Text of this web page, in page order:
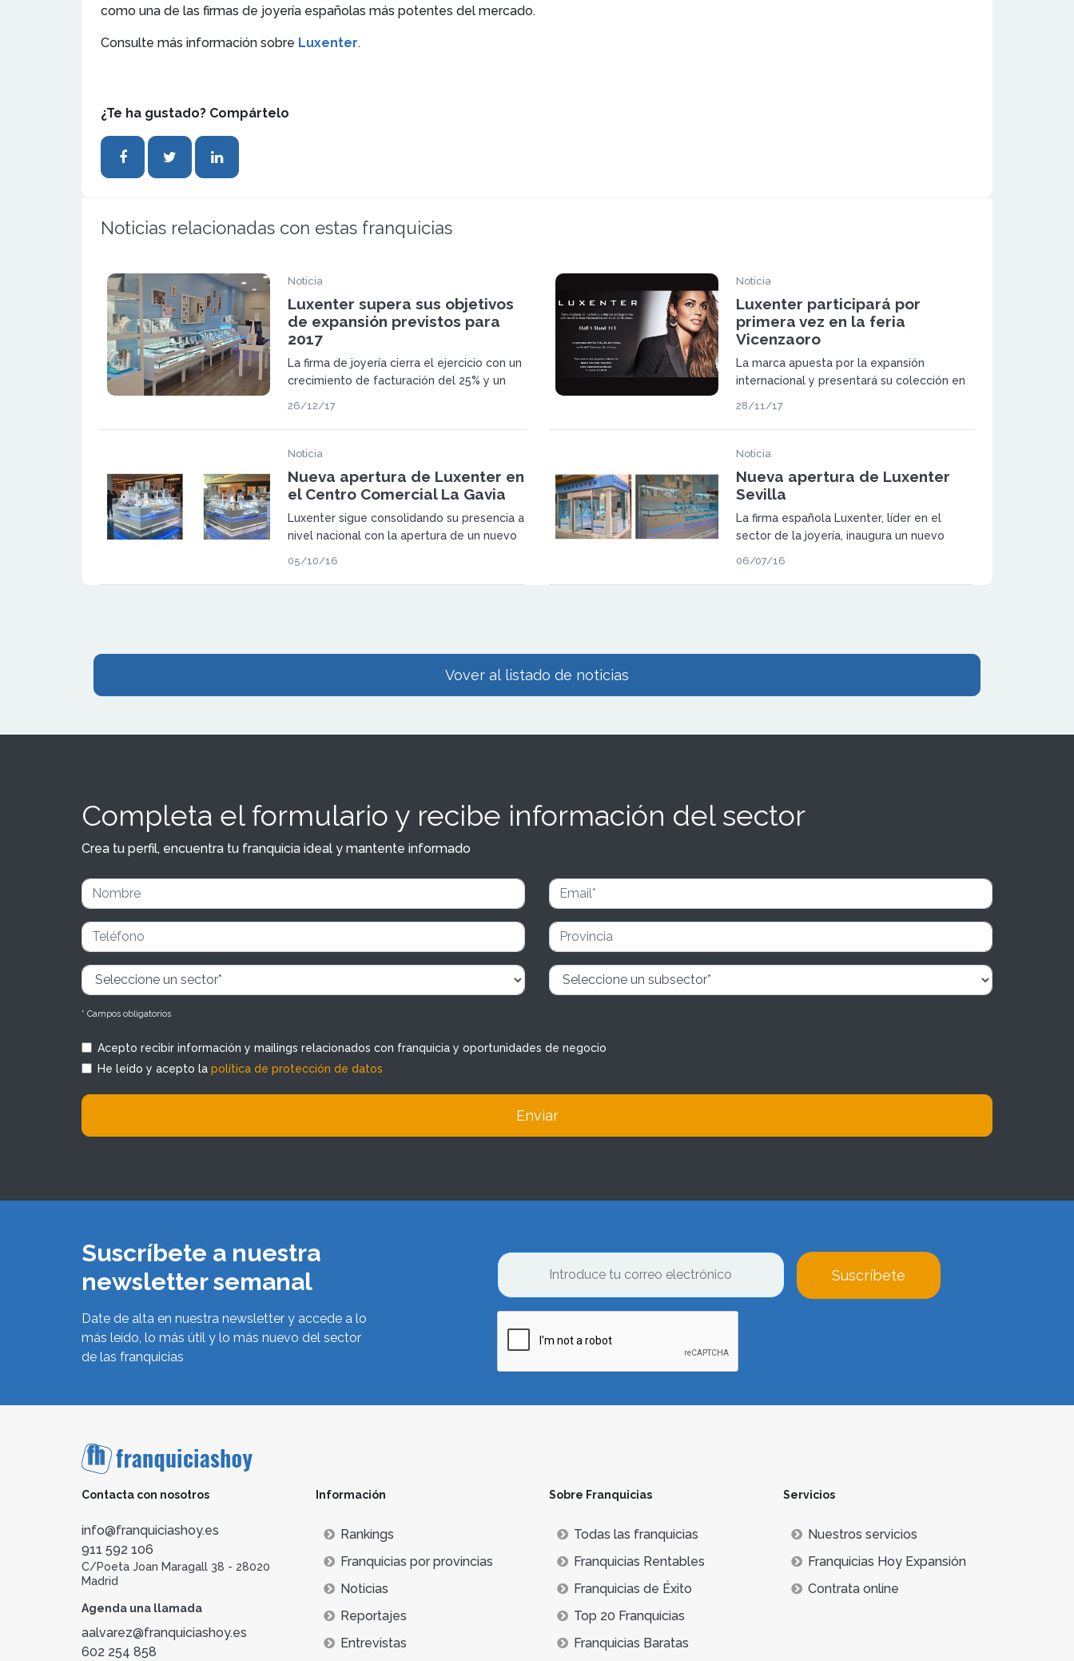
como una de las firmas de joyería españolas más potentes del mercado.
Consulte más información sobre Luxenter.
¿Te ha gustado? Compártelo
Noticias relacionadas con estas franquicias
Noticia
Luxenter supera sus objetivos
de expansión previstos para
2017
La firma de joyería cierra el ejercicio con un
crecimiento de facturación del 25% y un
26/12/17
Noticia
Luxenter participará por
primera vez en la feria
Vicenzaoro
La marca apuesta por la expansión
internacional y presentará su colección en
28/11/17
Noticia
Nueva apertura de Luxenter en
el Centro Comercial La Gavia
Luxenter sigue consolidando su presencia a
nivel nacional con la apertura de un nuevo
centro comercial La Gavia.
05/10/16
Noticia
Nueva apertura de Luxenter
Sevilla
La firma española Luxenter, líder en el
sector de la joyería, inaugura un nuevo
C/Cuna 21, una de las zonas más
06/07/16
Vover al listado de noticias
Completa el formulario y recibe información del sector
Crea tu perfil, encuentra tu franquicia ideal y mantente informado
* Campos obligatorios
Acepto recibir información y mailings relacionados con franquicia y oportunidades de negocio
He leído y acepto la política de protección de datos
Enviar
Suscríbete a nuestra
newsletter semanal
Date de alta en nuestra newsletter y accede a lo
más leído, lo más útil y lo más nuevo del sector
de las franquicias
Suscríbete
Contacta con nosotros
info@franquiciashoy.es
911 592 106
C/Poeta Joan Maragall 38 - 28020
Madrid
Agenda una llamada
aalvarez@franquiciashoy.es
602 254 858
Información
Rankings
Franquicias por provincias
Noticias
Reportajes
Entrevistas
Sobre Franquicias
Todas las franquicias
Franquicias Rentables
Franquicias de Éxito
Top 20 Franquicias
Franquicias Baratas
Servicios
Nuestros servicios
Franquicias Hoy Expansión
Contrata online